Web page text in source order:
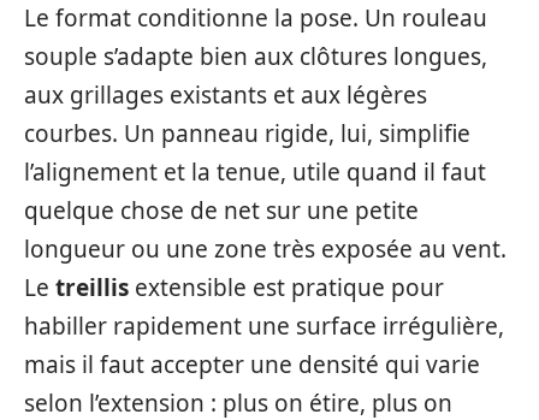
Le format conditionne la pose. Un rouleau
souple s’adapte bien aux clôtures longues,
aux grillages existants et aux légères
courbes. Un panneau rigide, lui, simplifie
l’alignement et la tenue, utile quand il faut
quelque chose de net sur une petite
longueur ou une zone très exposée au vent.
Le treillis extensible est pratique pour
habiller rapidement une surface irrégulière,
mais il faut accepter une densité qui varie
selon l’extension : plus on étire, plus on